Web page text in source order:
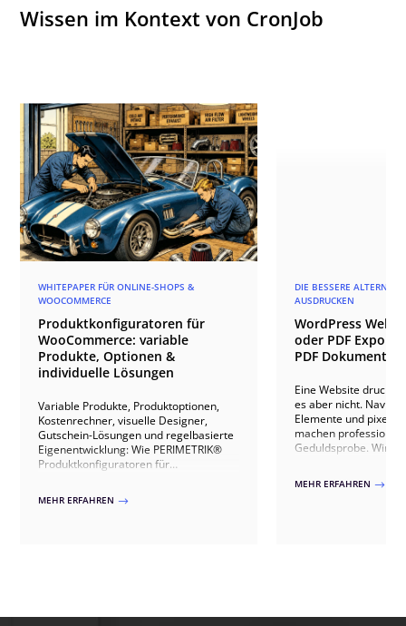
Wissen im Kontext von CronJob
WHITEPAPER FÜR ONLINE-SHOPS &
WOOCOMMERCE
Produktkonfiguratoren für
WooCommerce: variable
Produkte, Optionen &
individuelle Lösungen
Variable Produkte, Produktoptionen,
Kostenrechner, visuelle Designer,
Gutschein-Lösungen und regelbasierte
Eigenentwicklung: Wie PERIMETRIK®
Produktkonfiguratoren für
MEHR ERFAHREN $
DIE BESSERE
AUSDRUCKEN
WordPress
oder PDF
PDF Dokumente
Eine Website
es aber nicht.
Elemente und
machen
Geduldsprobe. Wir
Grenzen stoßen und
MEHR ERFAHREN $